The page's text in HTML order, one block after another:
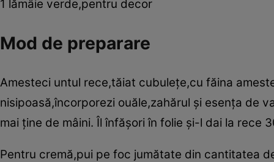
1 lămâie verde,pentru decor
Mod de preparare
Amesteci untul rece,tăiat cubuleţe,cu făina
nisipoasă,încorporezi ouăle,zahărul şi esenţa de
mai ţine de mâini. Îl înfăşori în folie şi-l dai la rece
Pentru cremă,pui pe foc jumătate din cantitatea